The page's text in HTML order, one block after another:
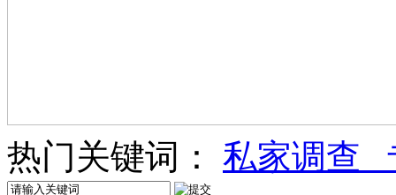
热门关键词： 私家调查